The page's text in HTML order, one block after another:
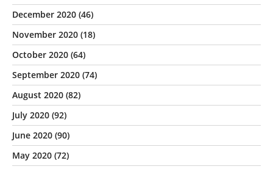
December 2020 (46)
November 2020 (18)
October 2020 (64)
September 2020 (74)
August 2020 (82)
July 2020 (92)
June 2020 (90)
May 2020 (72)